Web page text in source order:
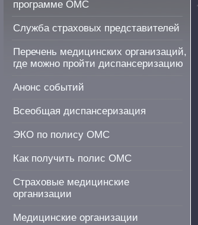
программе ОМС
Служба страховых представителей
Перечень медицинских организаций,
где можно пройти диспансеризацию
Анонс событий
Всеобщая диспансеризация
ЭКО по полису ОМС
Как получить полис ОМС
Страховые медицинские
организации
Медицинские организации